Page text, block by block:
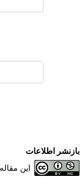
بازنشر اطلاعات
این